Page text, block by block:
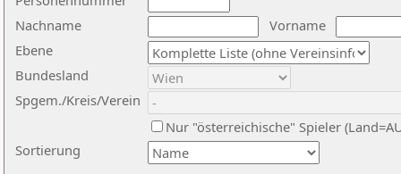
Nachname
Vorname
Ebene
Sortierung
Bundesland
Spgem./Kreis/Verein
Nur "österreichische" Spieler